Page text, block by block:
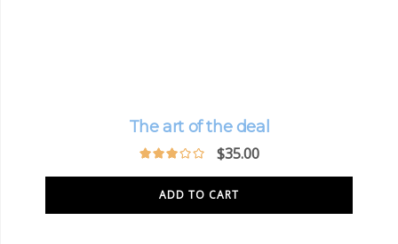
The art of the deal
$35.00
ADD TO CART